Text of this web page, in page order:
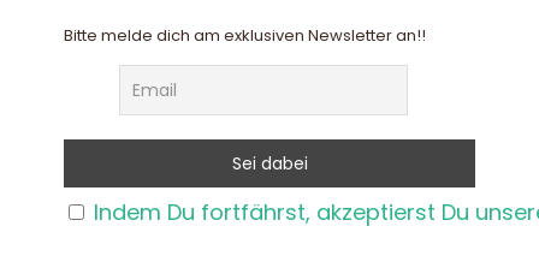
Bitte melde dich am exklusiven Newsletter an!!
Indem Du fortfährst, akzeptierst Du